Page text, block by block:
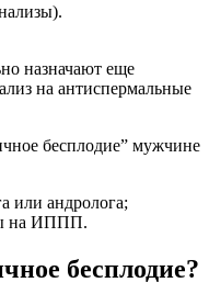
назначают еще
на антиспермальные
бесплодие” мужчине
или андролога;
на ИППП.
бесплодие?